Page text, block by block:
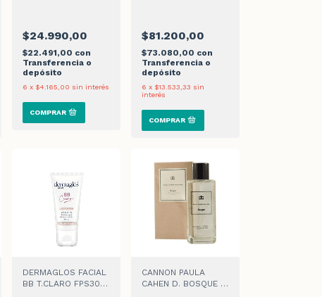
$24.990,00
$22.491,00 con
Transferencia o
depósito
6 x $4.165,00 sin interés
$81.200,00
$73.080,00 con
Transferencia o
depósito
6 x $13.533,33 sin
interés
DERMAGLOS FACIAL
BB T.CLARO FPS30
CANNON PAULA
CAHEN D. BOSQUE x